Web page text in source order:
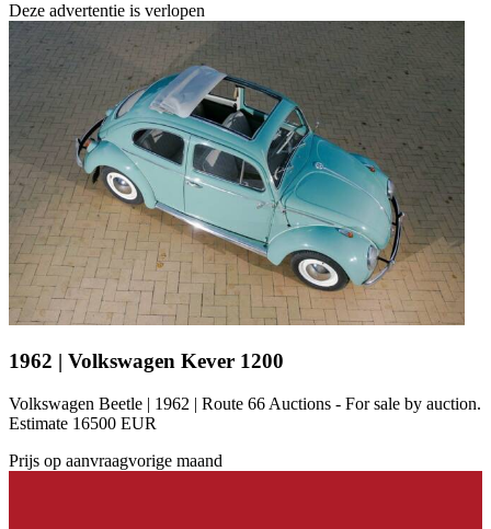
Deze advertentie is verlopen
1962 | Volkswagen Kever 1200
Volkswagen Beetle | 1962 | Route 66 Auctions - For sale by auction.
Estimate 16500 EUR
Prijs op aanvraagvorige maand